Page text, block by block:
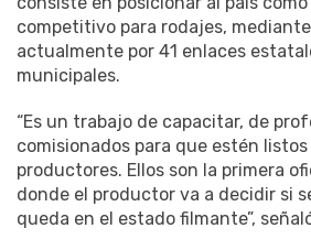
competitivo para rodajes,
actualmente por 41 enlaces
municipales.
“Es un trabajo de capacitar, de
comisionados para que estén
productores. Ellos son la primera
donde el productor va a decidir si
queda en el estado filmante”,